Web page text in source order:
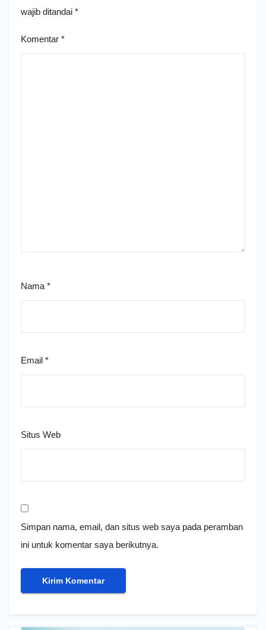
wajib ditandai *
Komentar *
Nama *
Email *
Situs Web
Simpan nama, email, dan situs web saya pada peramban
ini untuk komentar saya berikutnya.